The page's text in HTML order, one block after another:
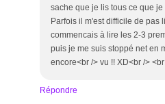
sache que je lis tous ce que
Parfois il m'est difficile de pas
commencais à lire les 2-3
puis je me suis stoppé net en
encore<br /> vu !! XD<br />
Répondre